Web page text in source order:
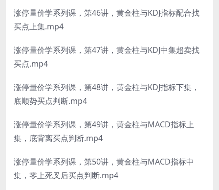
涨停量价学系列课，第46讲，黄金柱与KDJ指标配合找
买点上集.mp4
涨停量价学系列课，第47讲，黄金柱与KDJ中集超卖找
买点.mp4
涨停量价学系列课，第48讲，黄金柱与KDJ指标下集，
底顺势买点判断.mp4
涨停量价学系列课，第49讲，黄金柱与MACD指标上
集，底背离买点判断.mp4
涨停量价学系列课，第50讲，黄金柱与MACD指标中
集，零上死叉后买点判断.mp4